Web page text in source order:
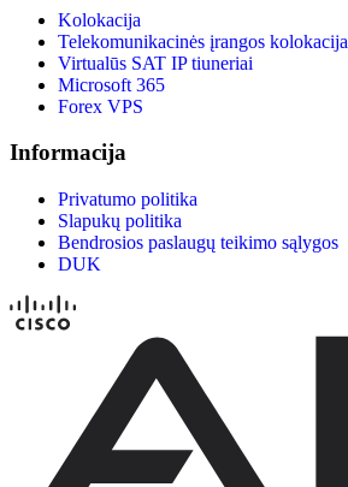
Kolokacija
Telekomunikacinės įrangos kolokacija
Virtualūs SAT IP tiuneriai
Microsoft 365
Forex VPS
Informacija
Privatumo politika
Slapukų politika
Bendrosios paslaugų teikimo sąlygos
DUK